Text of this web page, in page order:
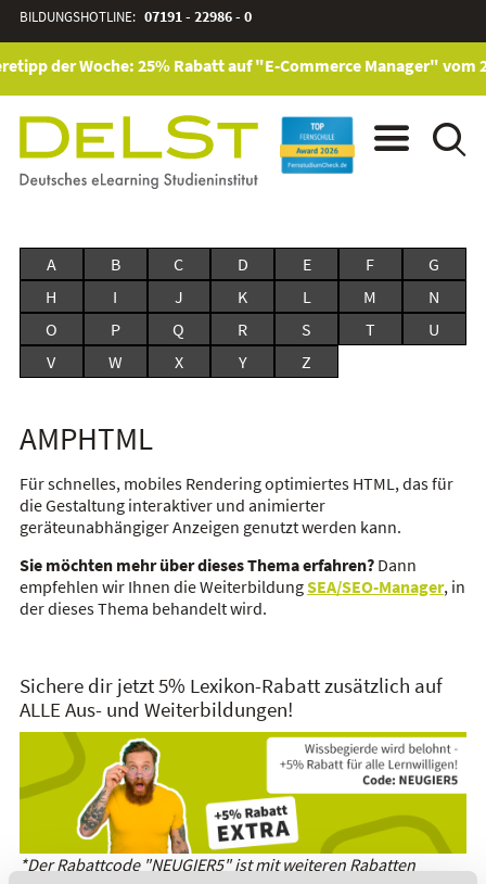
BILDUNGSHOTLINE: 07191 - 22986 - 0
der Woche: 25% Rabatt auf "E-Commerce Manager" vom
A B C D E F
G
H
I J K L M
N
O
P Q R S T
U
V
W X Y Z
AMPHTML
Für schnelles, mobiles Rendering optimiertes HTML, das für
die Gestaltung interaktiver und animierter
geräteunabhängiger Anzeigen genutzt werden kann.
Sie möchten mehr über dieses Thema erfahren? Dann
empfehlen wir Ihnen die WeiterbildungSEA/SEO-Manager, in
der dieses Thema behandelt wird.
Sichere dir jetzt 5% Lexikon-Rabatt zusätzlich auf
ALLE Aus- und Weiterbildungen!
*Der Rabattcode "NEUGIER5" ist mit weiteren Rabatten